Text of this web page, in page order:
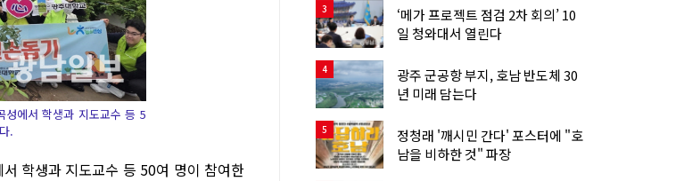
에서 학생과 지도교수 등 5
.
학생과 지도교수 등 50여 명이 참여한
3
‘메가 프로젝트 점검 2차 회의’ 10
일 청와대서 열린다
4
광주 군공항 부지, 호남 반도체 30
년 미래 담는다
5
정청래 '깨시민 간다' 포스터에 "호
남을 비하한 것" 파장